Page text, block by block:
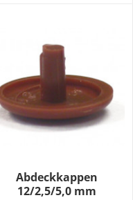
Abdeckkappen
12/2,5/5,0 mm